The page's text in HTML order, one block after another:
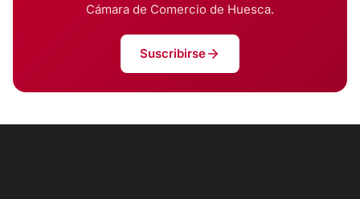
Cámara de Comercio de Huesca.
Suscribirse